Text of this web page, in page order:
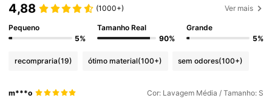
4,88 (1000+) Ver mais
Pequeno
5%
Tamanho Real
90%
Grande
5%
recompraria(19) ótimo material(100+) sem odores(100+)
m***o Cor: Lavagem Média / Tamanho: S